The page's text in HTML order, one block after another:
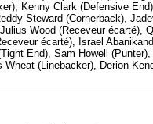
Kenny Clark (Defensive
Steward (Cornerback),
Wood (Receveur écarté),
écarté), Israel
End), Sam Howell
(Linebacker), Derion